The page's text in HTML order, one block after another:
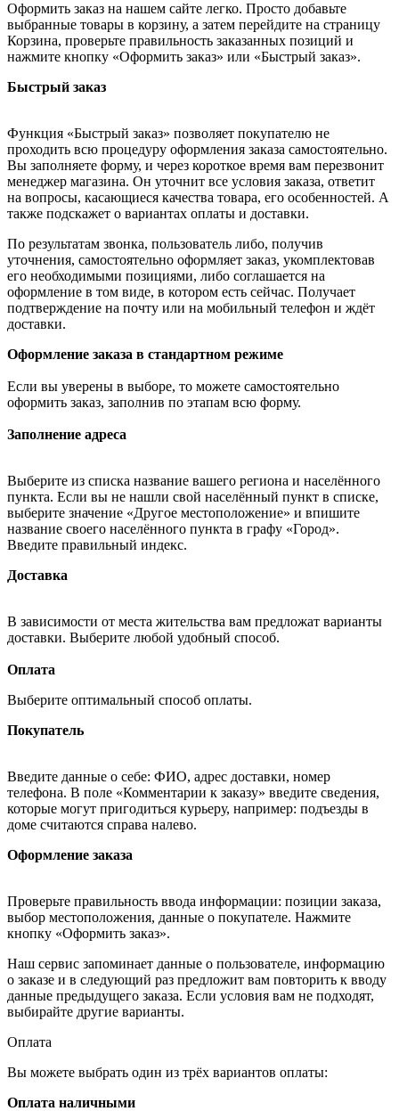
Оформить заказ на нашем сайте легко. Просто добавьте
выбранные товары в корзину, а затем перейдите на страницу
Корзина, проверьте правильность заказанных позиций и
нажмите кнопку «Оформить заказ» или «Быстрый заказ».
Быстрый заказ
Функция «Быстрый заказ» позволяет покупателю не
проходить всю процедуру оформления заказа самостоятельно.
Вы заполняете форму, и через короткое время вам перезвонит
менеджер магазина. Он уточнит все условия заказа, ответит
на вопросы, касающиеся качества товара, его особенностей. А
также подскажет о вариантах оплаты и доставки.
По результатам звонка, пользователь либо, получив
уточнения, самостоятельно оформляет заказ, укомплектовав
его необходимыми позициями, либо соглашается на
оформление в том виде, в котором есть сейчас. Получает
подтверждение на почту или на мобильный телефон и ждёт
доставки.
Оформление заказа в стандартном режиме
Если вы уверены в выборе, то можете самостоятельно
оформить заказ, заполнив по этапам всю форму.
Заполнение адреса
Выберите из списка название вашего региона и населённого
пункта. Если вы не нашли свой населённый пункт в списке,
выберите значение «Другое местоположение» и впишите
название своего населённого пункта в графу «Город».
Введите правильный индекс.
Доставка
В зависимости от места жительства вам предложат варианты
доставки. Выберите любой удобный способ.
Оплата
Выберите оптимальный способ оплаты.
Покупатель
Введите данные о себе: ФИО, адрес доставки, номер
телефона. В поле «Комментарии к заказу» введите сведения,
которые могут пригодиться курьеру, например: подъезды в
доме считаются справа налево.
Оформление заказа
Проверьте правильность ввода информации: позиции заказа,
выбор местоположения, данные о покупателе. Нажмите
кнопку «Оформить заказ».
Наш сервис запоминает данные о пользователе, информацию
о заказе и в следующий раз предложит вам повторить к вводу
данные предыдущего заказа. Если условия вам не подходят,
выбирайте другие варианты.
Оплата
Вы можете выбрать один из трёх вариантов оплаты:
Оплата наличными